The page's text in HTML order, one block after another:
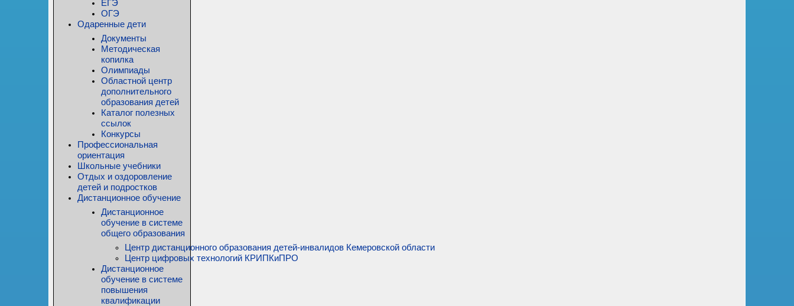
ЕГЭ
ОГЭ
Одаренные дети
Документы
Методическая
копилка
Олимпиады
Областной центр
дополнительного
образования детей
Каталог полезных
ссылок
Конкурсы
Профессиональная
ориентация
Школьные учебники
Отдых и оздоровление
детей и подростков
Дистанционное обучение
Дистанционное
обучение в системе
общего образования
Центр дистанционного образования детей-инвалидов Кемеровской области
Центр цифровых технологий КРИПКиПРО
Дистанционное
обучение в системе
повышения
квалификации